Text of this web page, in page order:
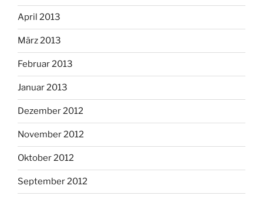
April 2013
März 2013
Februar 2013
Januar 2013
Dezember 2012
November 2012
Oktober 2012
September 2012